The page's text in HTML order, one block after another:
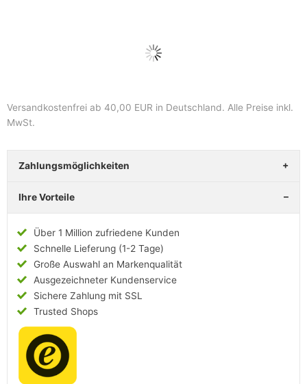
Versandkostenfrei ab 40,00 EUR in Deutschland. Alle Preise inkl.
MwSt.
Zahlungsmöglichkeiten
Ihre Vorteile
Über 1 Million zufriedene Kunden
Schnelle Lieferung (1-2 Tage)
Große Auswahl an Markenqualität
Ausgezeichneter Kundenservice
Sichere Zahlung mit SSL
Trusted Shops